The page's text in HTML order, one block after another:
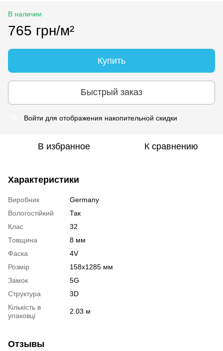
В наличии
765 грн/м²
Купить
Быстрый заказ
Войти для отображения накопительной скидки
В избранное К сравнению
Характеристики
Виробник
Germany
Вологостійкий
Так
Клас
32
Товщина
8 мм
Фаска
4V
Розмір
158х1285 мм
Замок
5G
Структура
3D
Кількість в
упаковці
2.03 м
Отзывы